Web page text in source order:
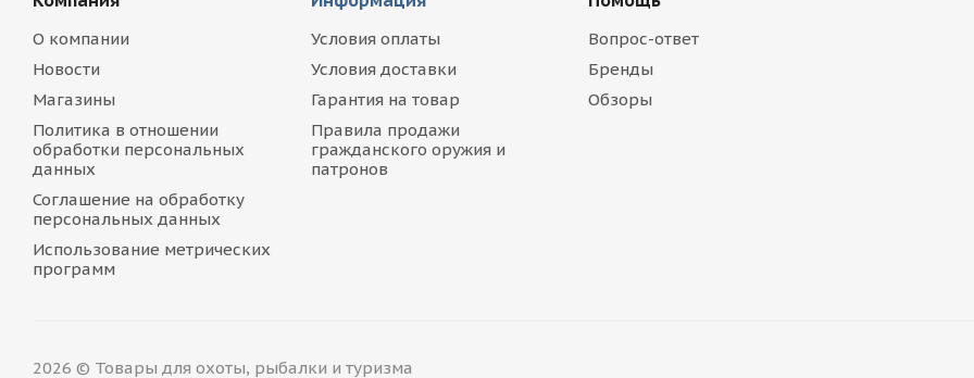
О компании
Новости
Магазины
Политика в отношении
обработки персональных
данных
Соглашение на обработку
персональных данных
Использование метрических
программ
Условия оплаты
Условия доставки
Гарантия на товар
Правила продажи
гражданского оружия и
патронов
Вопрос-ответ
Бренды
Обзоры
2026 © Товары для охоты, рыбалки и туризма